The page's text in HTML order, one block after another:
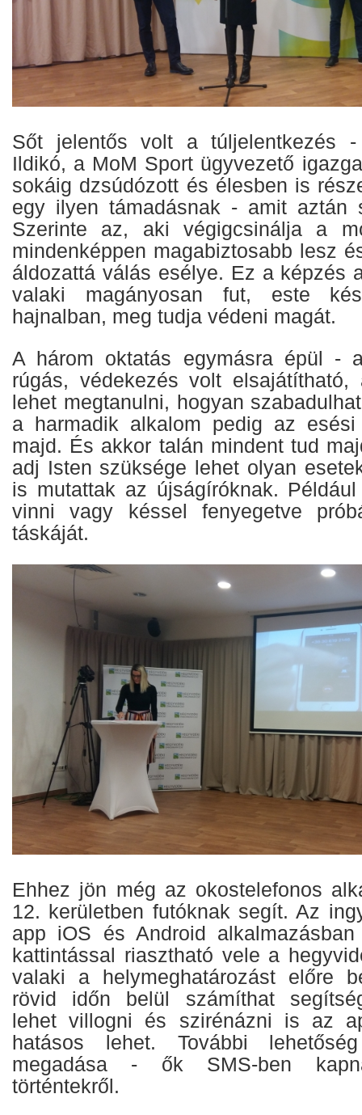
Sőt jelentős volt a túljelentkezés -
Ildikó, a MoM Sport ügyvezető
sokáig dzsúdózott és élesben is
egy ilyen támadásnak - amit aztán
Szerinte az, aki végigcsinálja a
mindenképpen magabiztosabb lesz
áldozattá válás esélye. Ez a képzés
valaki magányosan fut, este
hajnalban, meg tudja védeni magát.
A három oktatás egymásra épül -
rúgás, védekezés volt
lehet megtanulni, hogyan
a harmadik alkalom pedig az
majd. És akkor talán mindent tud
adj Isten szüksége lehet olyan
is mutattak az újságíróknak.
vinni vagy késsel fenyegetve
táskáját.
Ehhez jön még az okostelefonos
12. kerületben futóknak segít. Az
app iOS és Android
kattintással riasztható vele a
valaki a helymeghatározást előre
rövid időn belül számíthat
lehet villogni és szirénázni is az
hatásos lehet. További
megadása - ők SMS-ben
történtekről.